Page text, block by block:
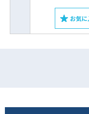
お気
を
スム